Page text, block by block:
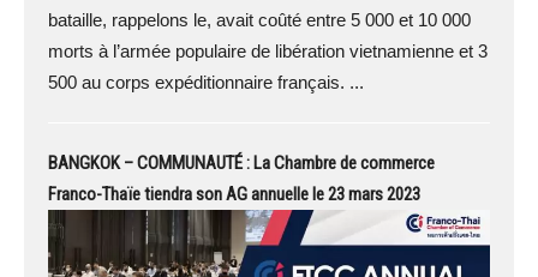
bataille, rappelons le, avait coûté entre 5 000 et 10 000
morts à l’armée populaire de libération vietnamienne et 3
500 au corps expéditionnaire français. ...
BANGKOK – COMMUNAUTÉ : La Chambre de commerce
Franco-Thaïe tiendra son AG annuelle le 23 mars 2023